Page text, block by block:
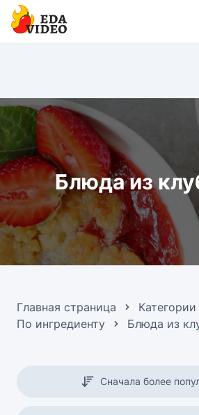
Блюда из
Главная страница
Категории
По ингредиенту
Блюда из
Сначала более